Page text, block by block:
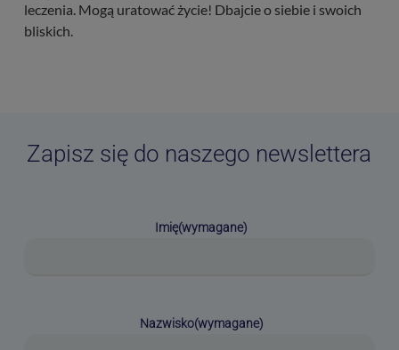
leczenia. Mogą uratować życie! Dbajcie o siebie i swoich
bliskich.
Zapisz się do naszego newslettera
Imię(wymagane)
Nazwisko(wymagane)